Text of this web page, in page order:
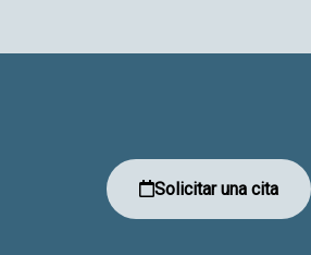
Solicitar una cita